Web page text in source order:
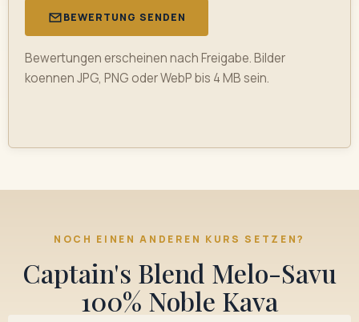
BEWERTUNG SENDEN
Bewertungen erscheinen nach Freigabe. Bilder
koennen JPG, PNG oder WebP bis 4 MB sein.
NOCH EINEN ANDEREN KURS SETZEN?
Captain's Blend Melo-Savu
100% Noble Kava